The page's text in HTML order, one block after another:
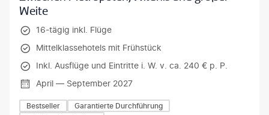
Weite
16-tägig inkl. Flüge
Mittelklassehotels mit Frühstück
Inkl. Ausflüge und Eintritte i. W. v. ca. 240 € p. P.
April — September 2027
Bestseller
Garantierte Durchführung